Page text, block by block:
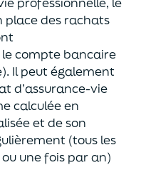
des rachats
compte bancaire
Il peut également
d’assurance-vie
calculée en
et deson
(tous les
une fois par an)